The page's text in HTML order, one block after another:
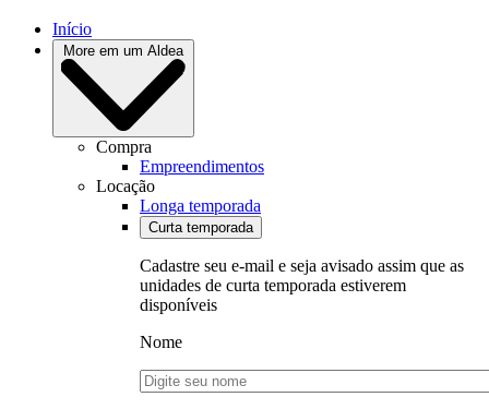
Início
More em um Aldea
Compra
Empreendimentos
Locação
Longa temporada
Curta temporada
Cadastre seu e-mail e seja avisado assim que as
unidades de curta temporada estiverem
disponíveis
Nome